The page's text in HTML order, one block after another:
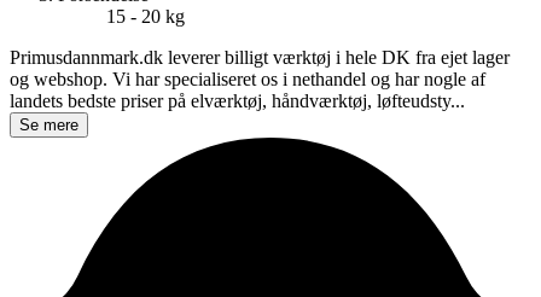
15 - 20 kg
Primusdannmark.dk leverer billigt værktøj i hele DK fra ejet lager
og webshop. Vi har specialiseret os i nethandel og har nogle af
landets bedste priser på elværktøj, håndværktøj, løfteudsty...
Se mere